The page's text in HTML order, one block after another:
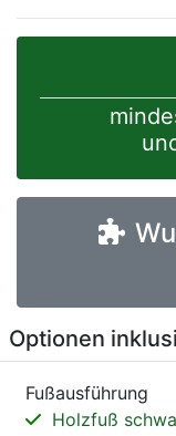
Optionen
Fußausführung
Holzfuß